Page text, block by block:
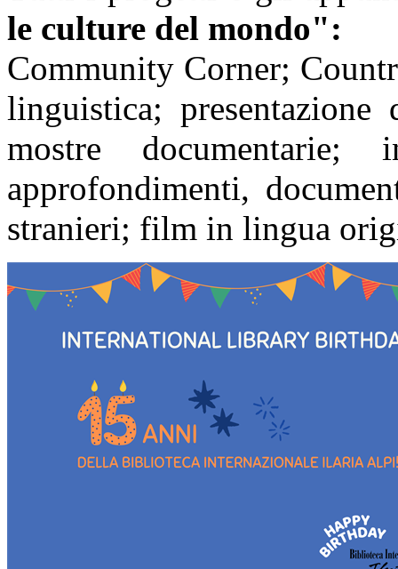
le culture del mondo":
Community Corner;
linguistica;
mostre
approfondimenti,
stranieri; film in lingua